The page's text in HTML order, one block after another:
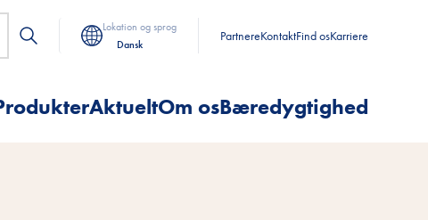
Lokation og sprog
Dansk
PartnereKontaktFind osKarriere
AktueltOm osBæredygtighed